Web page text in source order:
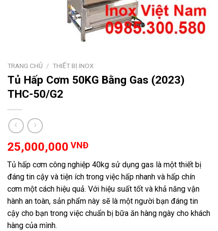
TRANG CHỦ / THIẾT BỊ INOX
Tủ Hấp Cơm 50KG Bằng Gas (2023)
THC-50/G2
25,000,000 VNĐ
Tủ hấp cơm công nghiệp 40kg sử dụng gas là một thiết bị
đáng tin cậy và tiện ích trong việc hấp nhanh và hấp chín
cơm một cách hiệu quả. Với hiệu suất tốt và khả năng vận
hành an toàn, sản phẩm này sẽ là một người bạn đáng tin
cậy cho bạn trong việc chuẩn bị bữa ăn hàng ngày cho khách
hàng của mình.